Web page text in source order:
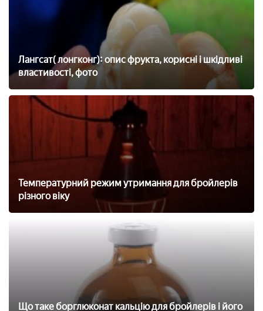
Лангсат( лонгконг): опис фрукта, корисні і шкідливі
властивості, фото
Температурний режим утримання для бройлерів
різного віку
Що таке борглюконат кальцію для бройлерів і його